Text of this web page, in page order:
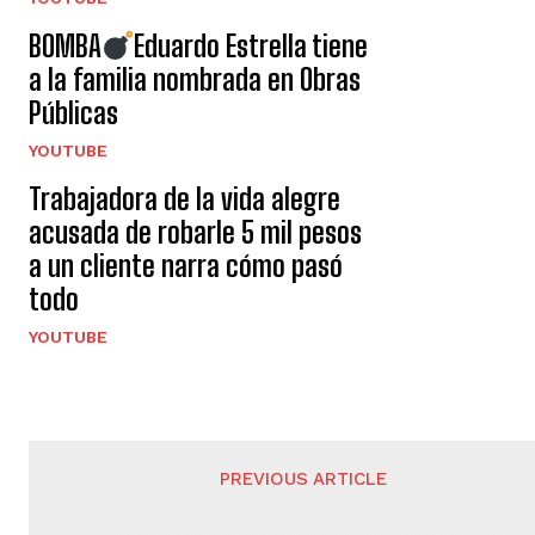
BOMBA
Eduardo Estrella tiene
a la familia nombrada en Obras
Públicas
YOUTUBE
Trabajadora de la vida alegre
acusada de robarle 5 mil pesos
a un cliente narra cómo pasó
todo
YOUTUBE
PREVIOUS ARTICLE